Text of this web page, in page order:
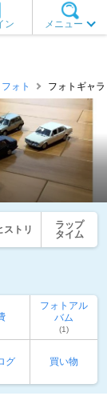
メニュー
ン
フォト フォトギャ
ストリ
ラップ
タイム
フォトアル
バム
(1)
グ 買い物